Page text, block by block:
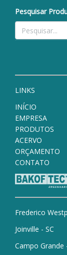
Pesquisar
LINKS
INÍCIO
EMPRESA
PRODUTOS
ACERVO
ORÇAMENTO
CONTATO
Frederico
Joinville - SC
Campo Grande